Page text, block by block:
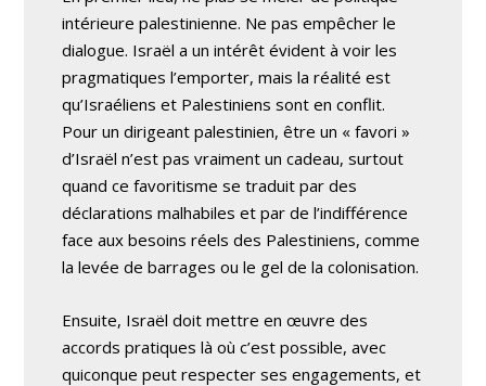
intérieure palestinienne. Ne pas empêcher le
dialogue. Israël a un intérêt évident à voir les
pragmatiques l’emporter, mais la réalité est
qu’Israéliens et Palestiniens sont en conflit.
Pour un dirigeant palestinien, être un « favori »
d’Israël n’est pas vraiment un cadeau, surtout
quand ce favoritisme se traduit par des
déclarations malhabiles et par de l’indifférence
face aux besoins réels des Palestiniens, comme
la levée de barrages ou le gel de la colonisation.
Ensuite, Israël doit mettre en œuvre des
accords pratiques là où c’est possible, avec
quiconque peut respecter ses engagements, et